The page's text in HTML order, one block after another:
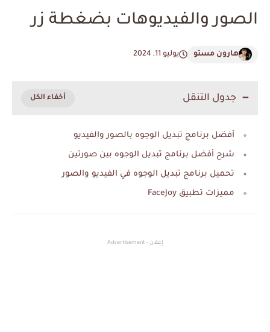
الصور والفيديوهات بضغطة زر
هارون مستو يوليو 11, 2024
جدول التنقل
أفضل برنامج تبديل الوجوه بالصور والفيديو
شرح أفضل برنامج تبديل الوجوه بين صورتين
تحميل برنامج تبديل الوجوه في الفيديو والصور
مميزات تطبيق FaceJoy
إعلان - Advertisement